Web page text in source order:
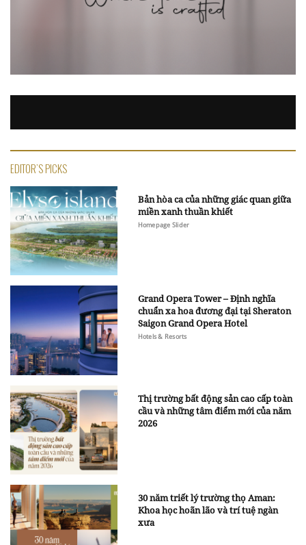
EDITOR'S PICKS
Bản hòa ca của những giác quan giữa
miền xanh thuần khiết
Homepage Slider
Grand Opera Tower – Định nghĩa
chuẩn xa hoa đương đại tại Sheraton
Saigon Grand Opera Hotel
Hotels & Resorts
Thị trường bất động sản cao cấp toàn
cầu và những tâm điểm mới của năm
2026
30 năm triết lý trường thọ Aman:
Khoa học hoãn lão và trí tuệ ngàn
xưa